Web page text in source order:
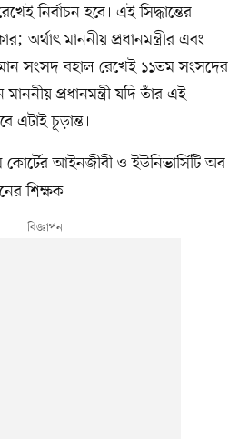
নির্বাচন হবে। এই সিদ্ধান্তের
অর্থাৎ মাননীয় প্রধানমন্ত্রীর এবং
সংসদ বহাল রেখেই ১১তম সংসদের
প্রধানমন্ত্রী যদি তাঁর এই
এটাই চূড়ান্ত।
কোর্টের আইনজীবী ও ইউনিভার্সিটি অব
শিক্ষক